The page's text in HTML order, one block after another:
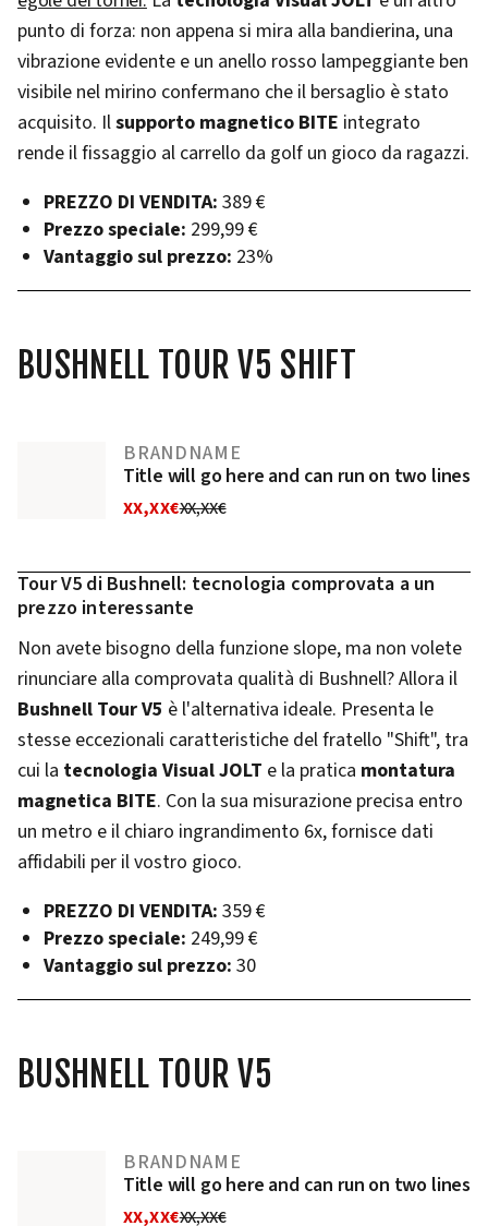
punto di forza: non appena si mira alla bandierina, una
vibrazione evidente e un anello rosso lampeggiante ben
visibile nel mirino confermano che il bersaglio è stato
acquisito. Ilsupporto magnetico BITE integrato
rende il fissaggio al carrello da golf un gioco da ragazzi.
PREZZO DI VENDITA: 389 €
Prezzo speciale: 299,99 €
Vantaggio sul prezzo: 23%
BUSHNELL TOUR V5 SHIFT
BRANDNAME
Title will go here and can run on two lines
XX,XX€XX,XX€
Tour V5 di Bushnell: tecnologia comprovata a un
prezzo interessante
Non avete bisogno della funzione slope, ma non volete
rinunciare alla comprovata qualità di Bushnell? Allora il
Bushnell Tour V5 è l'alternativa ideale. Presenta le
stesse eccezionali caratteristiche del fratello "Shift", tra
cui la tecnologia Visual JOLT e la pratica montatura
magnetica BITE. Con la sua misurazione precisa entro
un metro e il chiaro ingrandimento 6x, fornisce dati
affidabili per il vostro gioco.
PREZZO DI VENDITA: 359 €
Prezzo speciale: 249,99 €
Vantaggio sul prezzo: 30
BUSHNELL TOUR V5
BRANDNAME
Title will go here and can run on two lines
XX,XX€XX,XX€